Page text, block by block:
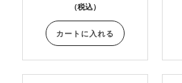
（税込）
カートに入れる